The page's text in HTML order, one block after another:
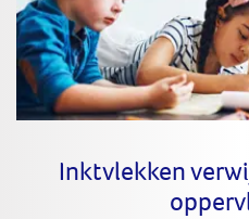
Inktvlekken